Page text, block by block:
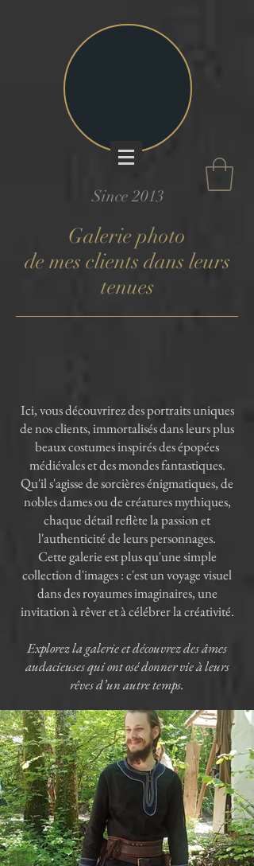
Since 2013
Galerie photo
de mes clients dans leurs
tenues
Ici, vous découvrirez des portraits uniques
de nos clients, immortalisés dans leurs plus
beaux costumes inspirés des épopées
médiévales et des mondes fantastiques.
Qu'il s'agisse de sorcières énigmatiques, de
nobles dames ou de créatures mythiques,
chaque détail reflète la passion et
l'authenticité de leurs personnages.
Cette galerie est plus qu'une simple
collection d'images : c'est un voyage visuel
dans des royaumes imaginaires, une
invitation à rêver et à célébrer la créativité.
Explorez la galerie et découvrez des âmes
audacieuses qui ont osé donner vie à leurs
rêves d’un autre temps.